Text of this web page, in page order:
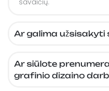
Ar galima užsisakyti
greitesnį darbų atlikimą už
Ar siūlote
grafinio dizaino